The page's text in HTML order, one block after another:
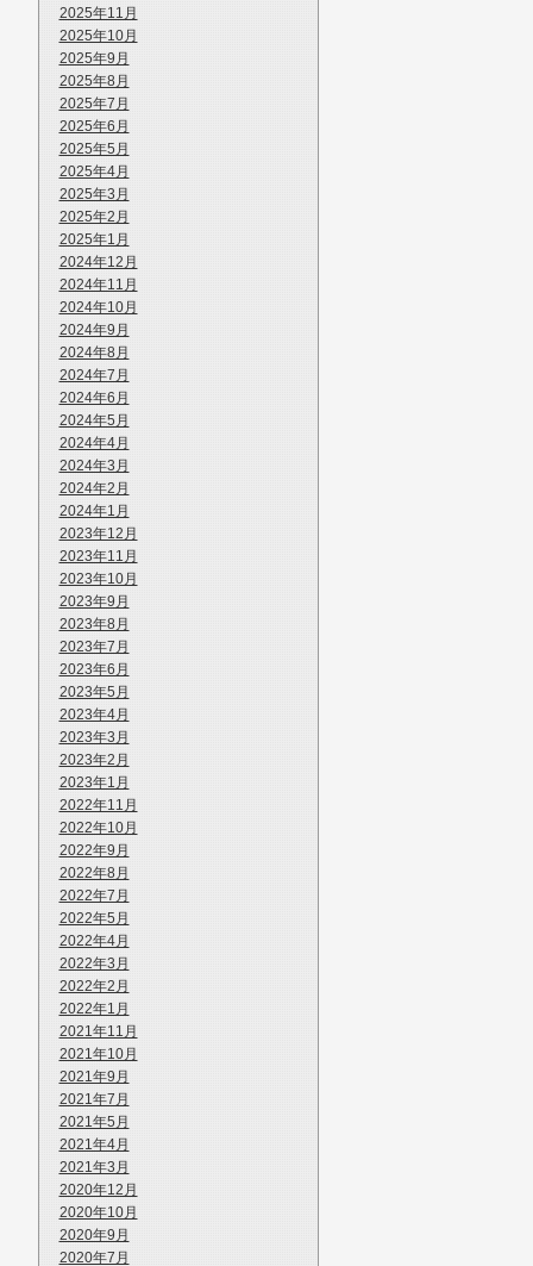
2025年11月
2025年10月
2025年9月
2025年8月
2025年7月
2025年6月
2025年5月
2025年4月
2025年3月
2025年2月
2025年1月
2024年12月
2024年11月
2024年10月
2024年9月
2024年8月
2024年7月
2024年6月
2024年5月
2024年4月
2024年3月
2024年2月
2024年1月
2023年12月
2023年11月
2023年10月
2023年9月
2023年8月
2023年7月
2023年6月
2023年5月
2023年4月
2023年3月
2023年2月
2023年1月
2022年11月
2022年10月
2022年9月
2022年8月
2022年7月
2022年5月
2022年4月
2022年3月
2022年2月
2022年1月
2021年11月
2021年10月
2021年9月
2021年7月
2021年5月
2021年4月
2021年3月
2020年12月
2020年10月
2020年9月
2020年7月